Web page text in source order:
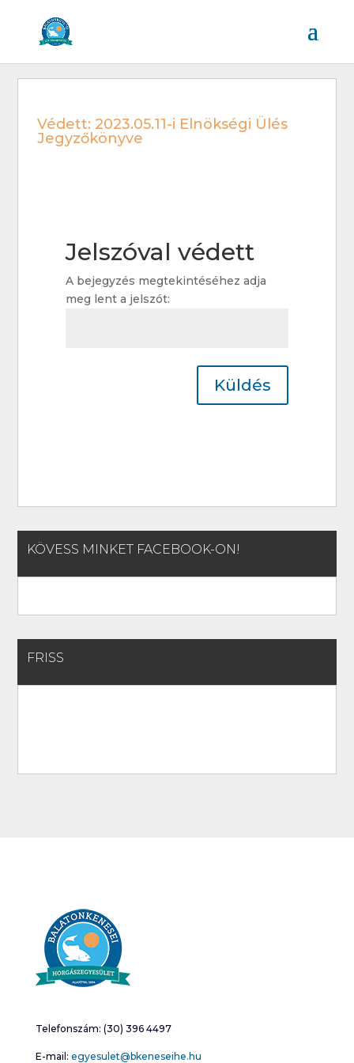
Védett: 2023.05.11-i Elnökségi Ülés
Jegyzőkönyve
Jelszóval védett
A bejegyzés megtekintéséhez adja
meg lent a jelszót:
Küldés
KÖVESS MINKET FACEBOOK-ON!
FRISS
Telefonszám: (30) 396 4497
E-mail: egyesulet@bkeneseihe.hu